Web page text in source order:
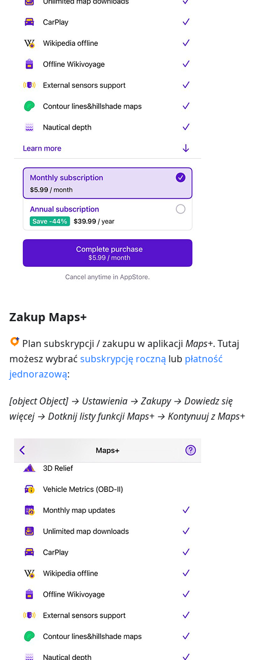
Zakup Maps+
Plan subskrypcji / zakupu w aplikacji Maps+. Tutaj
możesz wybrać subskrypcję roczną lub płatność
jednorazową:
[object Object] → Ustawienia → Zakupy → Dowiedz się
więcej→ Dotknij listy funkcji Maps+ → Kontynuuj z Maps+